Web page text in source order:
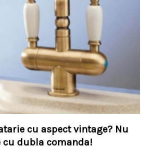
cu aspect vintage? Nu
cu dubla comanda!